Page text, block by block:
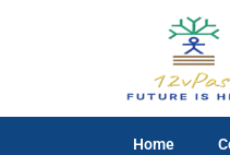
Home